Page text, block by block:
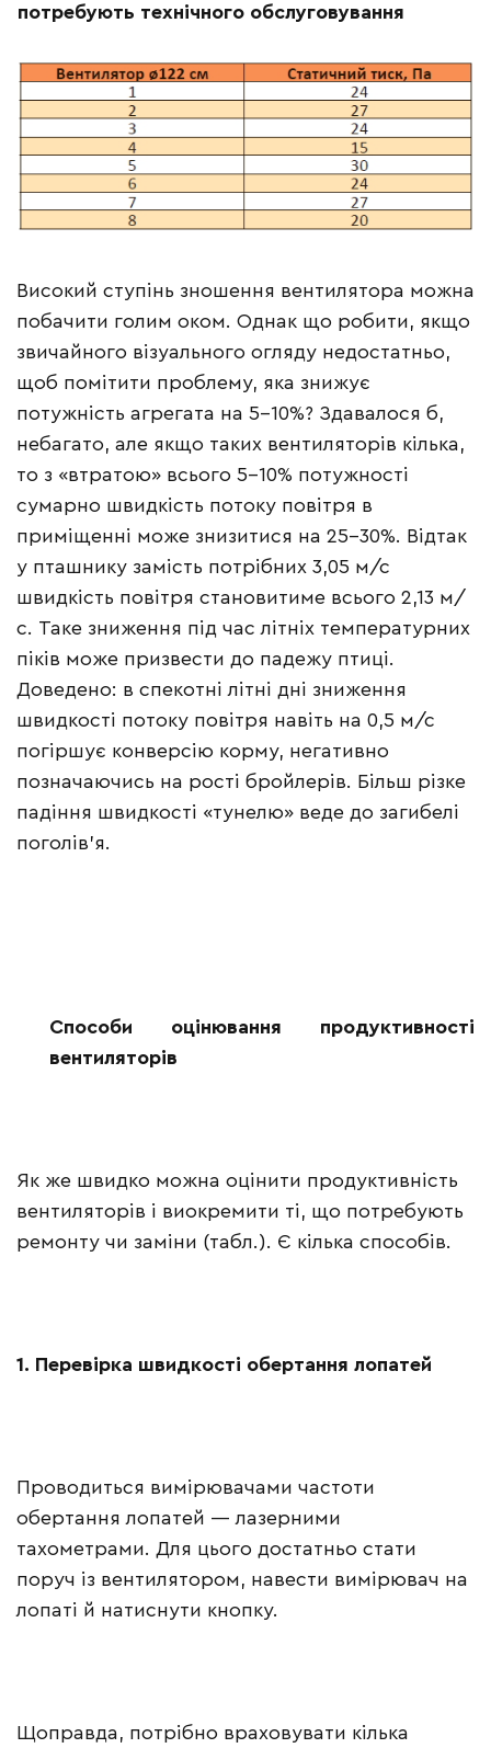
потребують технічного обслуговування
Високий ступінь зношення вентилятора можна
побачити голим оком. Однак що робити, якщо
звичайного візуального огляду недостатньо,
щоб помітити проблему, яка знижує
потужність агрегата на 5–10%? Здавалося б,
небагато, але якщо таких вентиляторів кілька,
то з «втратою» всього 5–10% потужності
сумарно швидкість потоку повітря в
приміщенні може знизитися на 25–30%. Відтак
у пташнику замість потрібних 3,05 м/с
швидкість повітря становитиме всього 2,13 м/
с. Таке зниження під час літніх температурних
піків може призвести до падежу птиці.
Доведено: в спекотні літні дні зниження
швидкості потоку повітря навіть на 0,5 м/с
погіршує конверсію корму, негативно
позначаючись на рості бройлерів. Більш різке
падіння швидкості «тунелю» веде до загибелі
поголів’я.
Способи оцінювання продуктивності
вентиляторів
Як же швидко можна оцінити продуктивність
вентиляторів і виокремити ті, що потребують
ремонту чи заміни (табл.). Є кілька способів.
1. Перевірка швидкості обертання лопатей
Проводиться вимірювачами частоти
обертання лопатей — лазерними
тахометрами. Для цього достатньо стати
поруч із вентилятором, навести вимірювач на
лопаті й натиснути кнопку.
Щоправда, потрібно враховувати кілька